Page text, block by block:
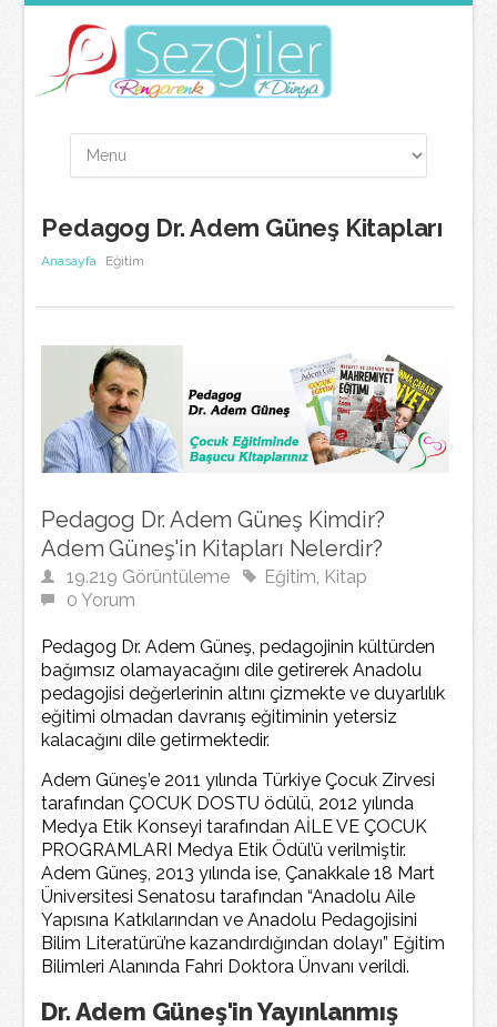
Pedagog Dr. Adem Güneş Kitapları
Anasayfa Eğitim
Pedagog Dr. Adem Güneş Kimdir?
Adem Güneş'in Kitapları Nelerdir?
19.219 Görüntüleme Eğitim, Kitap
0 Yorum
​Pedagog Dr. Adem Güneş, pedagojinin kültürden
bağımsız olamayacağını dile getirerek Anadolu
pedagojisi değerlerinin altını çizmekte ve duyarlılık
eğitimi olmadan davranış eğitiminin yetersiz
kalacağını dile getirmektedir.
Adem Güneş’e 2011 yılında Türkiye Çocuk Zirvesi
tarafından ÇOCUK DOSTU ödülü, 2012 yılında
Medya Etik Konseyi tarafından AİLE VE ÇOCUK
PROGRAMLARI Medya Etik Ödül’ü verilmiştir.
Adem Güneş, 2013 yılında ise, Çanakkale 18 Mart
Üniversitesi Senatosu tarafından “Anadolu Aile
Yapısına Katkılarından ve Anadolu Pedagojisini
Bilim Literatürü’ne kazandırdığından dolayı” Eğitim
Bilimleri Alanında Fahri Doktora Ünvanı verildi.
Dr. Adem Güneş'in Yayınlanmış